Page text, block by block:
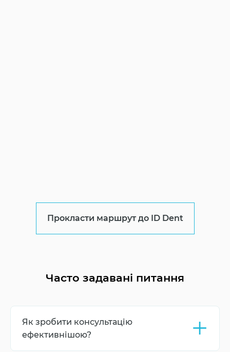
Прокласти маршрут до ID Dent
Часто задавані питання
Як зробити консультацію
ефективнішою?
+